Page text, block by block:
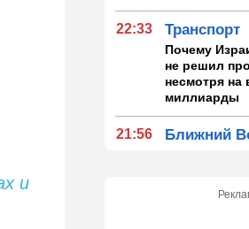
и
22:33 Транспорт
Почему
не решил
несмотря
миллиарды
21:56 Ближний